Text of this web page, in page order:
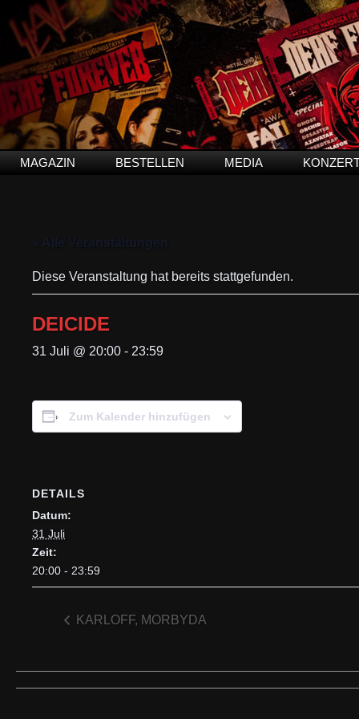
MAGAZIN BESTELLEN MEDIA
« Alle Veranstaltungen
Diese Veranstaltung hat bereits stattgefunden.
DEICIDE
31 Juli @ 20:00 - 23:59
Zum Kalender hinzufügen
DETAILS
Datum:
31 Juli
Zeit:
20:00 - 23:59
KARLOFF, MORBYDA